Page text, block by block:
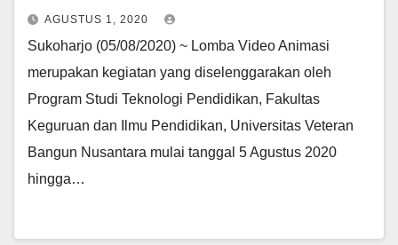
AGUSTUS 1, 2020
Sukoharjo (05/08/2020) ~ Lomba Video Animasi
merupakan kegiatan yang diselenggarakan oleh
Program Studi Teknologi Pendidikan, Fakultas
Keguruan dan Ilmu Pendidikan, Universitas Veteran
Bangun Nusantara mulai tanggal 5 Agustus 2020
hingga…